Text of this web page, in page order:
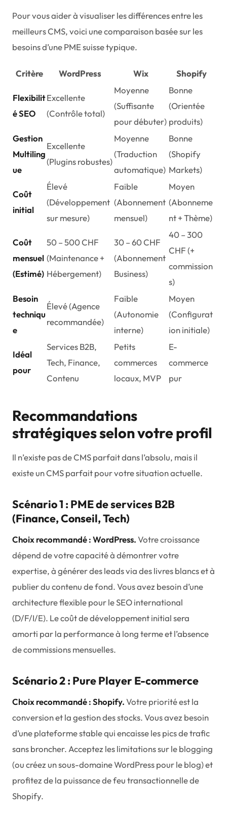
Pour vous aider à visualiser les différences entre les
meilleurs CMS, voici une comparaison basée sur les
besoins d’une PME suisse typique.
Critère WordPress Wix Shopify
Flexibilit
é SEO
Excellente
(Contrôle total)
Moyenne
(Suffisante
pour débuter)
Bonne
(Orientée
produits)
Gestion
Multiling
ue
Excellente
(Plugins robustes)
Moyenne
(Traduction
automatique)
Bonne
(Shopify
Markets)
Coût
initial
Élevé
(Développement
sur mesure)
Faible
(Abonnement
mensuel)
Moyen
(Abonneme
nt + Thème)
Coût
mensuel
(Estimé)
50 – 500 CHF
(Maintenance +
Hébergement)
30 – 60 CHF
(Abonnement
Business)
40 – 300
CHF (+
commission
s)
Besoin
techniqu
e
Élevé (Agence
recommandée)
Faible
(Autonomie
interne)
Moyen
(Configurat
ion initiale)
Idéal
pour
Services B2B,
Tech, Finance,
Contenu
Petits
commerces
locaux, MVP
E-
commerce
pur
Recommandations
stratégiques selon votre profil
Il n’existe pas de CMS parfait dans l’absolu, mais il
existe un CMS parfait pourvotresituation actuelle.
Scénario 1 : PME de services B2B
(Finance, Conseil, Tech)
Choix recommandé : WordPress.Votre croissance
dépend de votre capacité à démontrer votre
expertise, à générer des leads via des livres blancs et à
publier du contenu de fond. Vous avez besoin d’une
architecture flexible pour le SEO international
(D/F/I/E). Le coût de développement initial sera
amorti par la performance à long terme et l’absence
de commissions mensuelles.
Scénario 2 : Pure Player E-commerce
Choix recommandé : Shopify.Votre priorité est la
conversion et la gestion des stocks. Vous avez besoin
d’une plateforme stable qui encaisse les pics de trafic
sans broncher. Acceptez les limitations sur le blogging
(ou créez un sous-domaine WordPress pour le blog) et
profitez de la puissance de feu transactionnelle de
Shopify.